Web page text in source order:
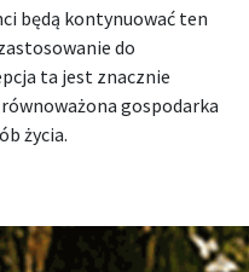
będą kontynuować ten
do
ta jest znacznie
gospodarka
życia.